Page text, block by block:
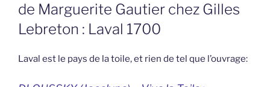
de Marguerite Gautier chez Gilles
Lebreton : Laval 1700
Laval est le pays de la toile, et rien de tel que l’ouvrage: